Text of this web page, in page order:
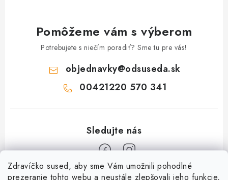
Zdravíčko sused, aby sme Vám umožnili pohodlné
prezeranie tohto webu a neustále zlepšovali jeho funkcie,
Pomôžeme vám s výberom
Potrebujete s niečím poradiť? Sme tu pre vás!
objednavky@odsuseda.sk
00421220 570 341